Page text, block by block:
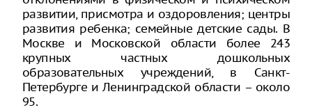
развитии, присмотра и оздоровления; центры
развития ребенка; семейные детские сады. В
Москве и Московской области более 243
крупных частных дошкольных
образовательных учреждений, в Санкт-
Петербурге и Ленинградской области – около
95.